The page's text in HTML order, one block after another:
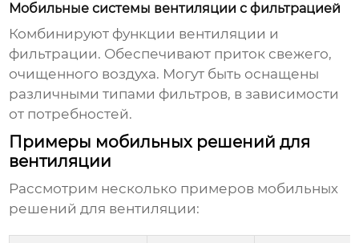
Мобильные системы вентиляции с фильтрацией
Комбинируют функции вентиляции и
фильтрации. Обеспечивают приток свежего,
очищенного воздуха. Могут быть оснащены
различными типами фильтров, в зависимости
от потребностей.
Примеры мобильных решений для
вентиляции
Рассмотрим несколько примеров мобильных
решений для вентиляции: